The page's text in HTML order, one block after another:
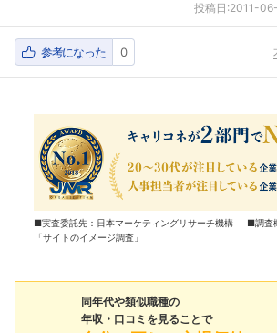
投稿日:2011-
参考になった 0
■実査委託先：日本マーケティングリサーチ機構 ■調査
「サイトのイメージ調査」
同年代や類似職種の
年収・口コミを見ることで